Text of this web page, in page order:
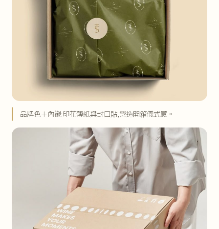
品牌色＋內襯:印花薄紙與封口貼,營造開箱儀式感。